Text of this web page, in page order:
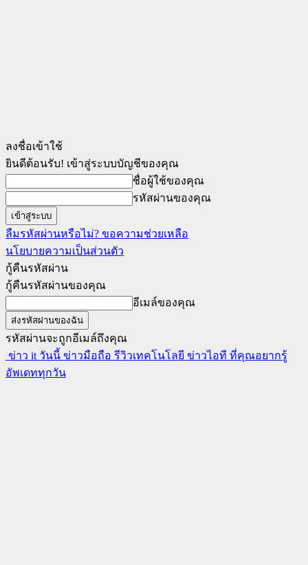
ลงชื่อเข้าใช้
ยินดีต้อนรับ! เข้าสู่ระบบบัญชีของคุณ
ชื่อผู้ใช้ของคุณ
รหัสผ่านของคุณ
ลืมรหัสผ่านหรือไม่? ขอความช่วยเหลือ
นโยบายความเป็นส่วนตัว
กู้คืนรหัสผ่าน
กู้คืนรหัสผ่านของคุณ
อีเมล์ของคุณ
รหัสผ่านจะถูกอีเมล์ถึงคุณ
ข่าว it วันนี้ ข่าวมือถือ รีวิวเทคโนโลยี ข่าวไอที ที่คุณอยากรู้
อัพเดททุกวัน